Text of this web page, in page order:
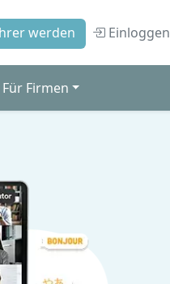
werden Einloggen
Für Firmen